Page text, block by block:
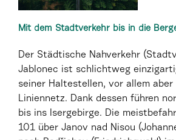
Mit dem Stadtverkehr bis in die
Der Städtische Nahverkehr
Jablonec ist schlichtweg
seiner Haltestellen, vor allem aber
Liniennetz. Dank dessen führen
bis ins Isergebirge. Die
101 über Janov nad Nisou